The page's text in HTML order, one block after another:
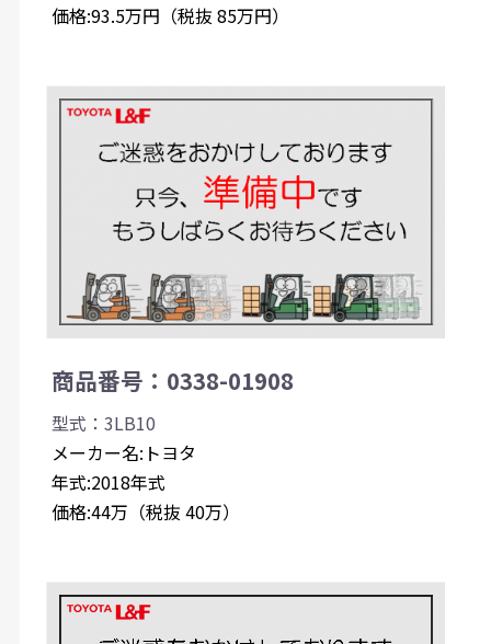
価格:93.5万円（税抜 85万円）
商品番号：0338-01908
型式：3LB10
メーカー名:トヨタ
年式:2018年式
価格:44万（税抜 40万）